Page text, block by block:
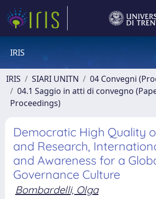
IRIS
IRIS SIARI UNITN
04 Convegni
04.1 Saggio in atti di convegno
Proceedings)
Democratic High Quality
and Research,
and Awareness for a
Governance Culture
Bombardelli, Olga